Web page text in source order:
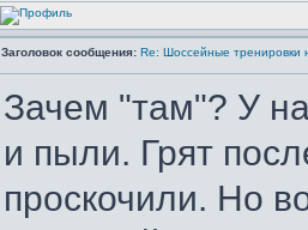
Заголовок сообщения: Re: Шоссейные тренировки
Зачем "там"? У
и пыли. Грят
проскочили. Но